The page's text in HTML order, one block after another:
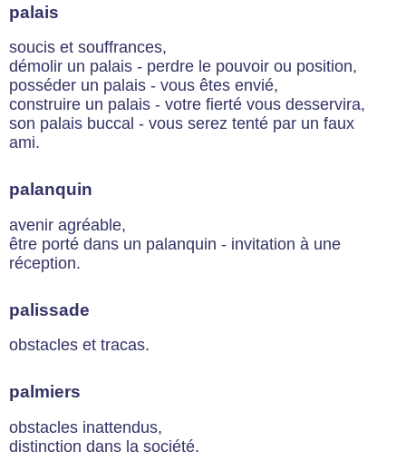
palais
soucis et souffrances,
démolir un palais - perdre le pouvoir ou position,
posséder un palais - vous êtes envié,
construire un palais - votre fierté vous desservira,
son palais buccal - vous serez tenté par un faux
ami.
palanquin
avenir agréable,
être porté dans un palanquin - invitation à une
réception.
palissade
obstacles et tracas.
palmiers
obstacles inattendus,
distinction dans la société.